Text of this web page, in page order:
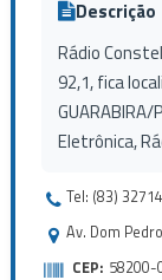
Descrição
Rádio
92,1, fica
Eletrônica,
Tel: (83)
Av. Dom
CEP: 58200-